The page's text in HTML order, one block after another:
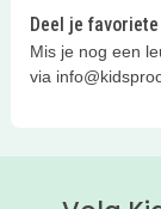
Deel je
Mis je nog een
via